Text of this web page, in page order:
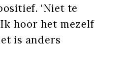
‘Niet te
hoor het mezelf
is anders